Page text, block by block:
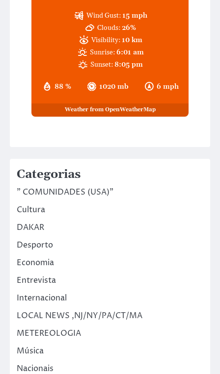
88 % 1020 mb 6 mph
Wind Gust: 15 mph
Clouds:26%
Visibility: 10 km
Sunrise:6:01 am
Sunset:8:05 pm
Weather from OpenWeatherMap
Categorias
" COMUNIDADES (USA)"
Cultura
DAKAR
Desporto
Economia
Entrevista
Internacional
LOCAL NEWS ,NJ/NY/PA/CT/MA
METEREOLOGIA
Música
Nacionais